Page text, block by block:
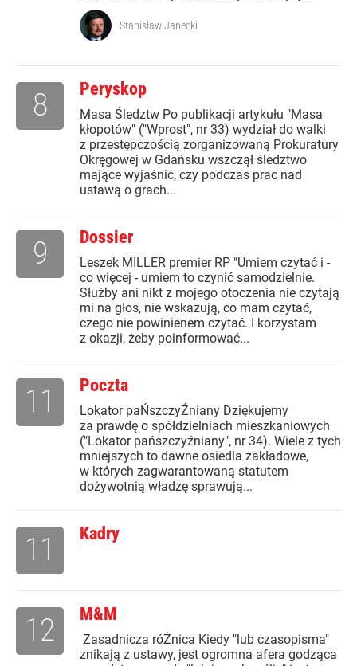
Stanisław Janecki
Peryskop
Masa Śledztw Po publikacji artykułu "Masa
kłopotów" ("Wprost", nr 33) wydział do walki
z przestępczością zorganizowaną Prokuratury
Okręgowej w Gdańsku wszczął śledztwo
mające wyjaśnić, czy podczas prac nad
ustawą o grach...
8
Dossier
Leszek MILLER premier RP "Umiem czytać i -
co więcej - umiem to czynić samodzielnie.
Służby ani nikt z mojego otoczenia nie czytają
mi na głos, nie wskazują, co mam czytać,
czego nie powinienem czytać. I korzystam
z okazji, żeby poinformować...
9
Poczta
Lokator paŃszczyŹniany Dziękujemy
za prawdę o spółdzielniach mieszkaniowych
("Lokator pańszczyźniany", nr 34). Wiele z tych
mniejszych to dawne osiedla zakładowe,
w których zagwarantowaną statutem
dożywotnią władzę sprawują...
11
Kadry
11
M&M
Zasadnicza róŻnica Kiedy "lub czasopisma"
znikają z ustawy, jest ogromna afera godząca
12